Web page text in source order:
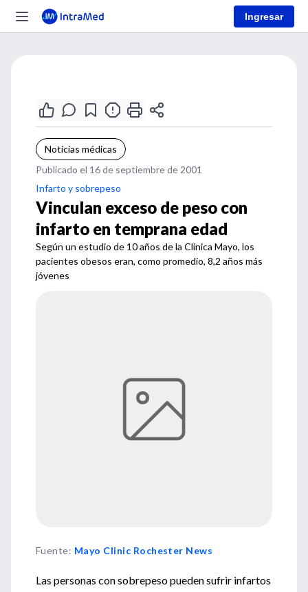
Ingresar
Noticias médicas
Publicado el 16 de septiembre de 2001
Infarto y sobrepeso
Vinculan exceso de peso con
infarto en temprana edad
Según un estudio de 10 años de la Clínica Mayo, los
pacientes obesos eran, como promedio, 8,2 años más
jóvenes
Fuente: Mayo Clinic Rochester News
Las personas con sobrepeso pueden sufrir infartos